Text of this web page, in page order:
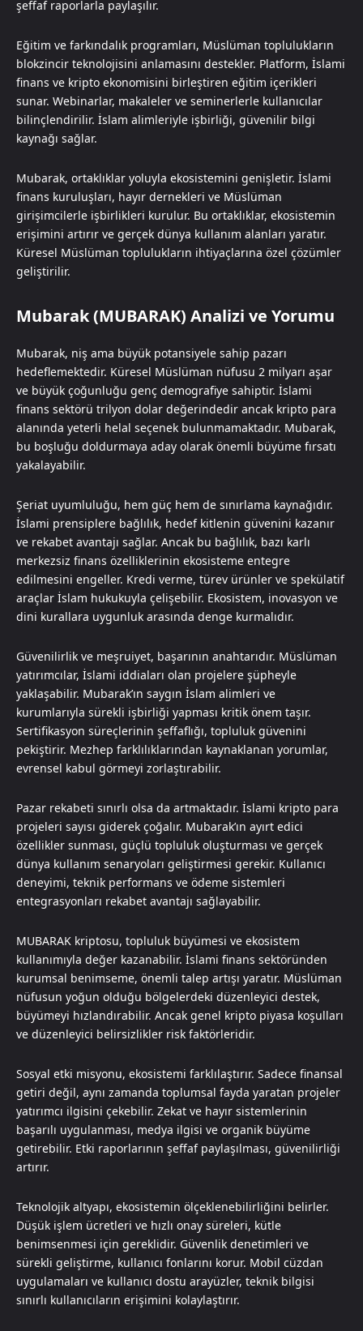
şeffaf raporlarla paylaşılır.
Eğitim ve farkındalık programları, Müslüman toplulukların
blokzincir teknolojisini anlamasını destekler. Platform, İslami
finans ve kripto ekonomisini birleştiren eğitim içerikleri
sunar. Webinarlar, makaleler ve seminerlerle kullanıcılar
bilinçlendirilir. İslam alimleriyle işbirliği, güvenilir bilgi
kaynağı sağlar.
Mubarak, ortaklıklar yoluyla ekosistemini genişletir. İslami
finans kuruluşları, hayır dernekleri ve Müslüman
girişimcilerle işbirlikleri kurulur. Bu ortaklıklar, ekosistemin
erişimini artırır ve gerçek dünya kullanım alanları yaratır.
Küresel Müslüman toplulukların ihtiyaçlarına özel çözümler
geliştirilir.
Mubarak (MUBARAK) Analizi ve Yorumu
Mubarak, niş ama büyük potansiyele sahip pazarı
hedeflemektedir. Küresel Müslüman nüfusu 2 milyarı aşar
ve büyük çoğunluğu genç demografiye sahiptir. İslami
finans sektörü trilyon dolar değerindedir ancak kripto para
alanında yeterli helal seçenek bulunmamaktadır. Mubarak,
bu boşluğu doldurmaya aday olarak önemli büyüme fırsatı
yakalayabilir.
Şeriat uyumluluğu, hem güç hem de sınırlama kaynağıdır.
İslami prensiplere bağlılık, hedef kitlenin güvenini kazanır
ve rekabet avantajı sağlar. Ancak bu bağlılık, bazı karlı
merkezsiz finans özelliklerinin ekosisteme entegre
edilmesini engeller. Kredi verme, türev ürünler ve spekülatif
araçlar İslam hukukuyla çelişebilir. Ekosistem, inovasyon ve
dini kurallara uygunluk arasında denge kurmalıdır.
Güvenilirlik ve meşruiyet, başarının anahtarıdır. Müslüman
yatırımcılar, İslami iddiaları olan projelere şüpheyle
yaklaşabilir. Mubarak’ın saygın İslam alimleri ve
kurumlarıyla sürekli işbirliği yapması kritik önem taşır.
Sertifikasyon süreçlerinin şeffaflığı, topluluk güvenini
pekiştirir. Mezhep farklılıklarından kaynaklanan yorumlar,
evrensel kabul görmeyi zorlaştırabilir.
Pazar rekabeti sınırlı olsa da artmaktadır. İslami kripto para
projeleri sayısı giderek çoğalır. Mubarak’ın ayırt edici
özellikler sunması, güçlü topluluk oluşturması ve gerçek
dünya kullanım senaryoları geliştirmesi gerekir. Kullanıcı
deneyimi, teknik performans ve ödeme sistemleri
entegrasyonları rekabet avantajı sağlayabilir.
MUBARAK kriptosu, topluluk büyümesi ve ekosistem
kullanımıyla değer kazanabilir. İslami finans sektöründen
kurumsal benimseme, önemli talep artışı yaratır. Müslüman
nüfusun yoğun olduğu bölgelerdeki düzenleyici destek,
büyümeyi hızlandırabilir. Ancak genel kripto piyasa koşulları
ve düzenleyici belirsizlikler risk faktörleridir.
Sosyal etki misyonu, ekosistemi farklılaştırır. Sadece finansal
getiri değil, aynı zamanda toplumsal fayda yaratan projeler
yatırımcı ilgisini çekebilir. Zekat ve hayır sistemlerinin
başarılı uygulanması, medya ilgisi ve organik büyüme
getirebilir. Etki raporlarının şeffaf paylaşılması, güvenilirliği
artırır.
Teknolojik altyapı, ekosistemin ölçeklenebilirliğini belirler.
Düşük işlem ücretleri ve hızlı onay süreleri, kütle
benimsenmesi için gereklidir. Güvenlik denetimleri ve
sürekli geliştirme, kullanıcı fonlarını korur. Mobil cüzdan
uygulamaları ve kullanıcı dostu arayüzler, teknik bilgisi
sınırlı kullanıcıların erişimini kolaylaştırır.